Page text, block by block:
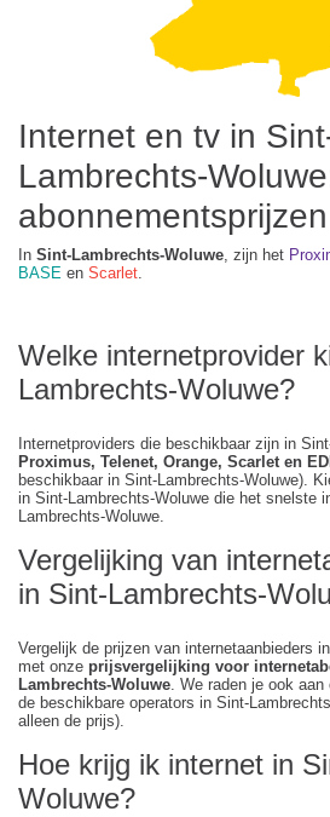
Internet en tv in
Lambrechts-
abonnementsprijzen
In Sint-Lambrechts-Woluwe, zijn het
BASE en Scarlet.
Welke internetprovider
Lambrechts-Woluwe?
Internetproviders die beschikbaar zijn in
Proximus, Telenet, Orange, Scarlet en
beschikbaar in Sint-Lambrechts-Woluwe).
in Sint-Lambrechts-Woluwe die het snelste
Lambrechts-Woluwe.
Vergelijking van
in Sint-Lambrechts-
Vergelijk de prijzen van internetaanbieders
met onze prijsvergelijking voor
Lambrechts-Woluwe. We raden je ook
de beschikbare operators in Sint-
alleen de prijs).
Hoe krijg ik internet in
Woluwe?